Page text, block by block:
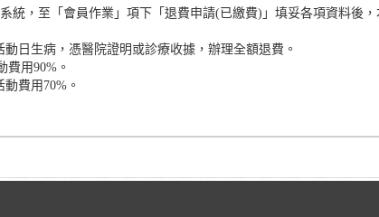
統，至「會員作業」項下「退費申請(已繳費)」填妥各項資料後，
日生病，憑醫院證明或診療收據，辦理全額退費。
用90%。
費用70%。